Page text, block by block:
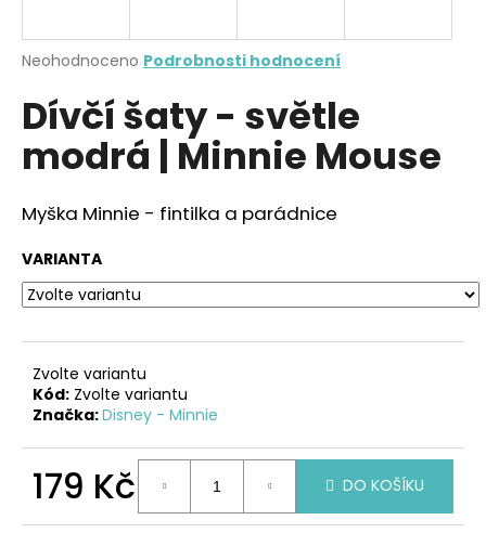
Průměrné
produktu
je
hvězdiček.
Neohodnoceno Podrobnosti hodnocení
Dívčí šaty - světle
modrá | Minnie Mouse
Myška Minnie - fintilka a parádnice
VARIANTA
Zvolte variantu
Kód: Zvolte variantu
Značka:Disney - Minnie
179 Kč DO KOŠÍKU
j
t
?
D
o
p
o
r
u